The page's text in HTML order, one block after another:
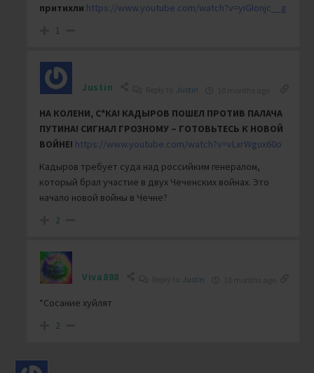
притихли https://www.youtube.com/watch?v=yiGIonjc__g
1
Justin Justin
НА КОЛЕНИ, С*КА! КАДЫРОВ ПОШЕЛ ПРОТИВ ПАЛАЧА
ПУТИНА! СИГНАЛ ГРОЗНОМУ – ГОТОВЬТЕСЬ К НОВОЙ
ВОЙНЕ! https://www.youtube.com/watch?v=vLxrWgux60o
Кадыров требует суда над российким генералом,
который брал участие в двух Чеченских войнах. Это
начало новой войны в Чечне?
2
Viva888 Justin
*Сосание хуйлят
2